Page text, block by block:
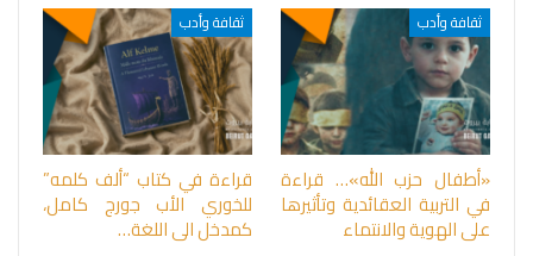
ثقافة وأدب
«أطفال حزب الله»… قراءة
في التربية العقائدية وتأثيرها
على الهوية والانتماء
ثقافة وأدب
قراءة في كتاب “ألف كلمه”
للخوري الأب جورج كامل،
كمدخل الى اللغة…